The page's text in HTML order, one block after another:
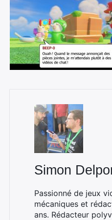
Simon
Passionné de jeux
mécaniques et
ans. Rédacteur